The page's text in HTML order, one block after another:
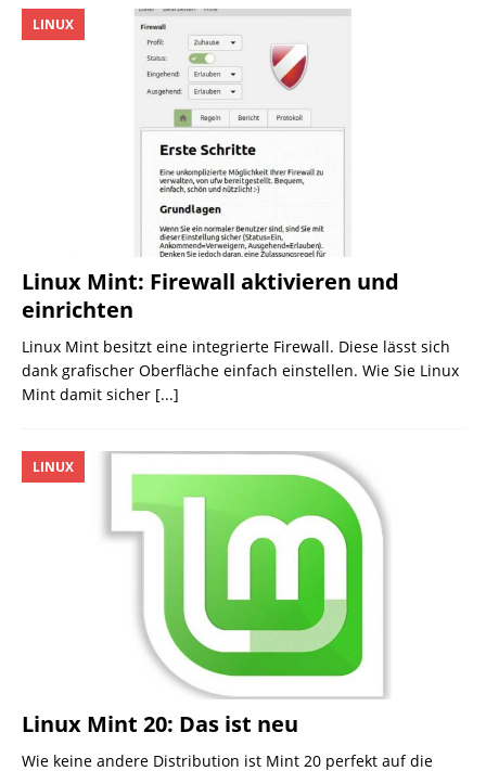
Linux Mint: Firewall aktivieren und
einrichten
LINUX
Linux Mint besitzt eine integrierte Firewall. Diese lässt sich
dank grafischer Oberfläche einfach einstellen. Wie Sie Linux
Mint damit sicher [...]
Linux Mint 20: Das ist neu
LINUX
Wie keine andere Distribution ist Mint 20 perfekt auf die